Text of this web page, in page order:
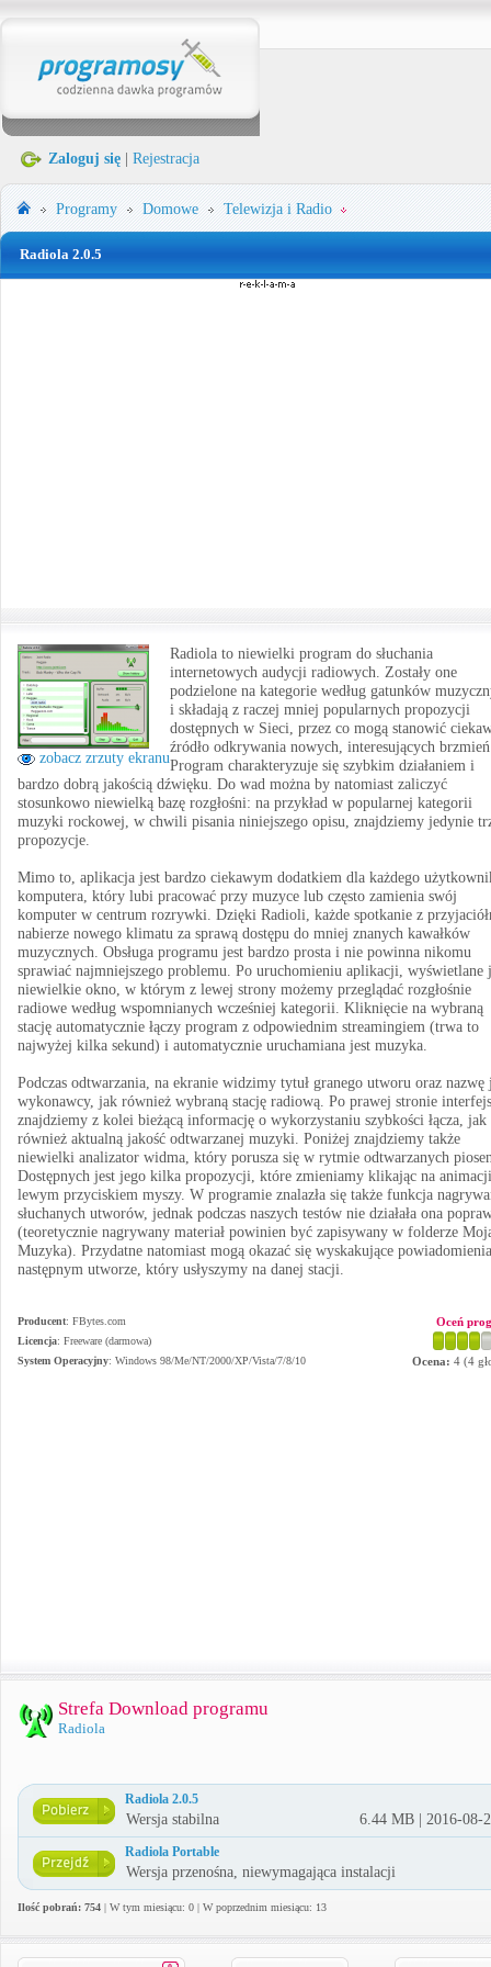
Zaloguj się Rejestracja
Programy Domowe Telewizja i Radio
Radiola 2.0.5
zobacz zrzuty ekranu
Radiola to niewielki program do słuchania
internetowych audycji radiowych. Zostały one
podzielone na kategorie według gatunków
i składają z raczej mniej popularnych propozycji
dostępnych w Sieci, przez co mogą stanowić
źródło odkrywania nowych, interesujących
Program charakteryzuje się szybkim działaniem i
bardzo dobrą jakością dźwięku. Do wad można by natomiast zaliczyć
stosunkowo niewielką bazę rozgłośni: na przykład w popularnej kategorii
muzyki rockowej, w chwili pisania niniejszego opisu, znajdziemy jedynie
propozycje.
Mimo to, aplikacja jest bardzo ciekawym dodatkiem dla każdego
komputera, który lubi pracować przy muzyce lub często zamienia swój
komputer w centrum rozrywki. Dzięki Radioli, każde spotkanie z
nabierze nowego klimatu za sprawą dostępu do mniej znanych kawałków
muzycznych. Obsługa programu jest bardzo prosta i nie powinna nikomu
sprawiać najmniejszego problemu. Po uruchomieniu aplikacji, wyświetlane
niewielkie okno, w którym z lewej strony możemy przeglądać rozgłośnie
radiowe według wspomnianych wcześniej kategorii. Kliknięcie na wybraną
stację automatycznie łączy program z odpowiednim streamingiem (trwa to
najwyżej kilka sekund) i automatycznie uruchamiana jest muzyka.
Podczas odtwarzania, na ekranie widzimy tytuł granego utworu oraz nazwę
wykonawcy, jak również wybraną stację radiową. Po prawej stronie
znajdziemy z kolei bieżącą informację o wykorzystaniu szybkości łącza, jak
również aktualną jakość odtwarzanej muzyki. Poniżej znajdziemy także
niewielki analizator widma, który porusza się w rytmie odtwarzanych
Dostępnych jest jego kilka propozycji, które zmieniamy klikając na animacji
lewym przyciskiem myszy. W programie znalazła się także funkcja
słuchanych utworów, jednak podczas naszych testów nie działała ona
(teoretycznie nagrywany materiał powinien być zapisywany w folderze
Muzyka). Przydatne natomiast mogą okazać się wyskakujące
następnym utworze, który usłyszymy na danej stacji.
Producent: FBytes.com
Licencja: Freeware (darmowa)
System Operacyjny: Windows 98/Me/NT/2000/XP/Vista/7/8/10
Oceń
Ocena: 4 (4
Strefa Download programu
Radiola
Radiola 2.0.5
Wersja stabilna 6.44 MB | 2016-08-
Radiola Portable
Wersja przenośna, niewymagająca instalacji
Ilość pobrań: 754 | W tym miesiącu: 0 | W poprzednim miesiącu: 13